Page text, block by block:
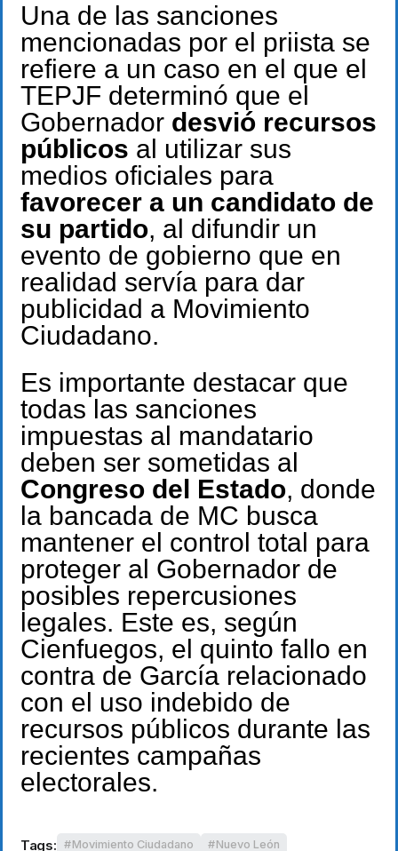
Una de las sanciones
mencionadas por el priista se
refiere a un caso en el que el
TEPJF determinó que el
Gobernador desvió recursos
públicos al utilizar sus
medios oficiales para
favorecer a un candidato de
su partido, al difundir un
evento de gobierno que en
realidad servía para dar
publicidad a Movimiento
Ciudadano.
Es importante destacar que
todas las sanciones
impuestas al mandatario
deben ser sometidas al
Congreso del Estado, donde
la bancada de MC busca
mantener el control total para
proteger al Gobernador de
posibles repercusiones
legales. Este es, según
Cienfuegos, el quinto fallo en
contra de García relacionado
con el uso indebido de
recursos públicos durante las
recientes campañas
electorales.
Tags: Movimiento Ciudadano Nuevo León